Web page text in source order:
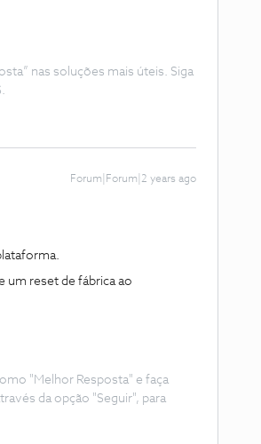
nas soluções mais úteis. Siga
Forum|Forum|2 years ago
um reset de fábrica ao
"Melhor Resposta" e faça
da opção "Seguir", para